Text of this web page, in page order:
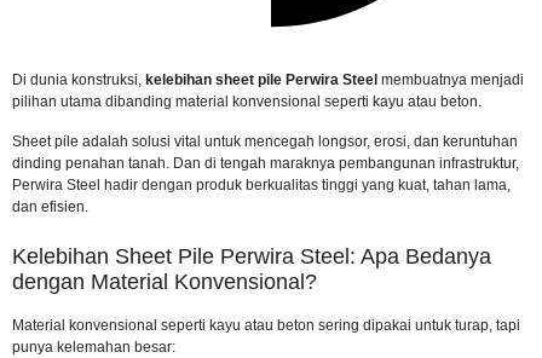
Di dunia konstruksi, kelebihan sheet pile Perwira Steel membuatnya menjadi
pilihan utama dibanding material konvensional seperti kayu atau beton.
Sheet pile adalah solusi vital untuk mencegah longsor, erosi, dan keruntuhan
dinding penahan tanah. Dan di tengah maraknya pembangunan infrastruktur,
Perwira Steel hadir dengan produk berkualitas tinggi yang kuat, tahan lama,
dan efisien.
Kelebihan Sheet Pile Perwira Steel: Apa Bedanya
dengan Material Konvensional?
Material konvensional seperti kayu atau beton sering dipakai untuk turap, tapi
punya kelemahan besar: